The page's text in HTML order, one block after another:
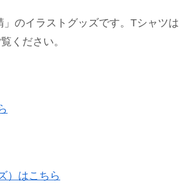
のイラストグッズです。Tシャツは
ください。
）はこちら